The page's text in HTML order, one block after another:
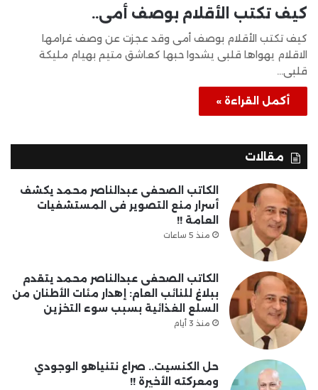
كيف تكتب الأقلام بوصف أمى..
كيف تكتب الأقلام بوصف أمى وقد عجزت عن وصف غرامها
الاقلام يهواها قلبى يشدوا حبها كعاشق متيم بهيام مليكة
قلبى…
أكمل القراءة »
مقالات
الكاتب الصحفى عبدالناصر محمد يكشف
أسرار منع التصوير فى المستشفيات
العامة !!
منذ 5 ساعات
الكاتب الصحفى عبدالناصر محمد يتقدم
ببلاغ للنائب العام: إهدار مئات الأطنان من
السلع الغذائية بسبب سوء التخزين
منذ 3 أيام
حل الكنسيت.. صراع نتنياهو الوجودي
ومعركته الأخيرة !!